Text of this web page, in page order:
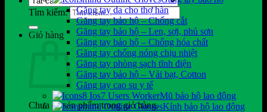
Tìm kiếm:
Giỏ hàng
Chưa có sản phẩm trong giỏ hàng.
Găng tay da cho thợ hàn
Găng tay bảo hộ – Chống cắt
Găng tay bảo hộ – Len, sợi, phủ sơn
Găng tay bảo hộ – Chống hóa chất
Găng tay chống nóng chịu nhiệt
Găng tay phòng sạch tĩnh điện
Găng tay bảo hộ – Vải bạt, Cotton
Găng tay cao su y tế
Mũ bảo hộ lao động
Kính bảo hộ lao động